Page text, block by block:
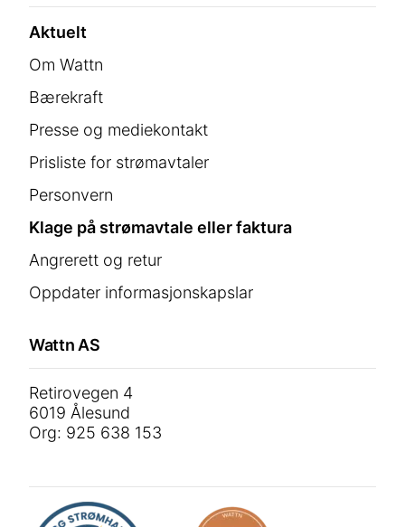
Aktuelt
Om Wattn
Bærekraft
Presse og mediekontakt
Prisliste for strømavtaler
Personvern
Klage på strømavtale eller faktura
Angrerett og retur
Oppdater informasjonskapslar
Wattn AS
Retirovegen 4
6019 Ålesund
Org: 925 638 153